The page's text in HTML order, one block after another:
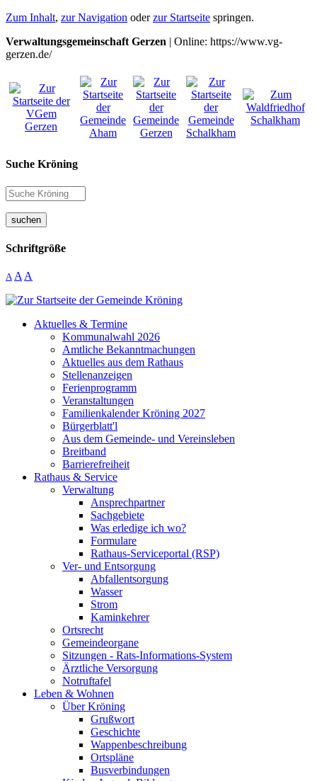
Zum Inhalt, zur Navigation oderzur Startseite springen.
Verwaltungsgemeinschaft Gerzen | Online: https://www.vg-
gerzen.de/
Suche Kröning
suchen
Schriftgröße
A A A
Aktuelles & Termine
Kommunalwahl 2026
Amtliche Bekanntmachungen
Aktuelles aus dem Rathaus
Stellenanzeigen
Ferienprogramm
Veranstaltungen
Familienkalender Kröning 2027
Bürgerblatt'l
Aus dem Gemeinde- und Vereinsleben
Breitband
Barrierefreiheit
Rathaus & Service
Verwaltung
Ansprechpartner
Sachgebiete
Was erledige ich wo?
Formulare
Rathaus-Serviceportal (RSP)
Ver- und Entsorgung
Abfallentsorgung
Wasser
Strom
Kaminkehrer
Ortsrecht
Gemeindeorgane
Sitzungen - Rats-Informations-System
Ärztliche Versorgung
Notruftafel
Leben & Wohnen
Über Kröning
Grußwort
Geschichte
Wappenbeschreibung
Ortspläne
Busverbindungen